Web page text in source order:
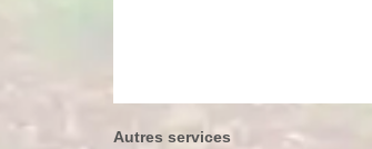
Autres services